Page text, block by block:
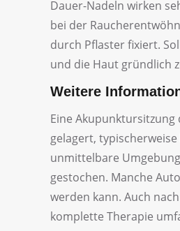
Dauer-Nadeln wirken
bei der
durch Pflaster fixiert.
und die Haut gründlich
Weitere
Eine
gelagert,
unmittelbare
gestochen. Manche
werden kann. Auch
komplette Therapie